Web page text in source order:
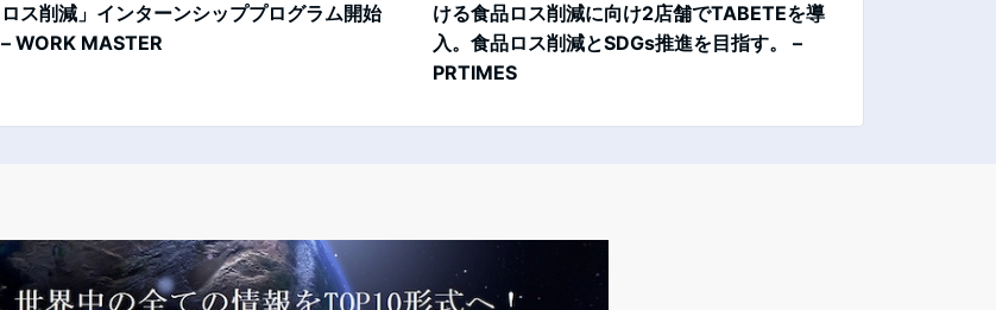
ロス削減」インターンシッププログラム開始
– WORK MASTER
ける食品ロス削減に向け2店舗でTABETEを導
入。食品ロス削減とSDGs推進を目指す。 –
PRTIMES